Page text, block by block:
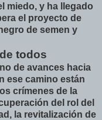
miedo, y ha llegado
el proyecto de
de semen y
todos
de avances hacia
ese camino están
crímenes de la
del rol del
la revitalización de